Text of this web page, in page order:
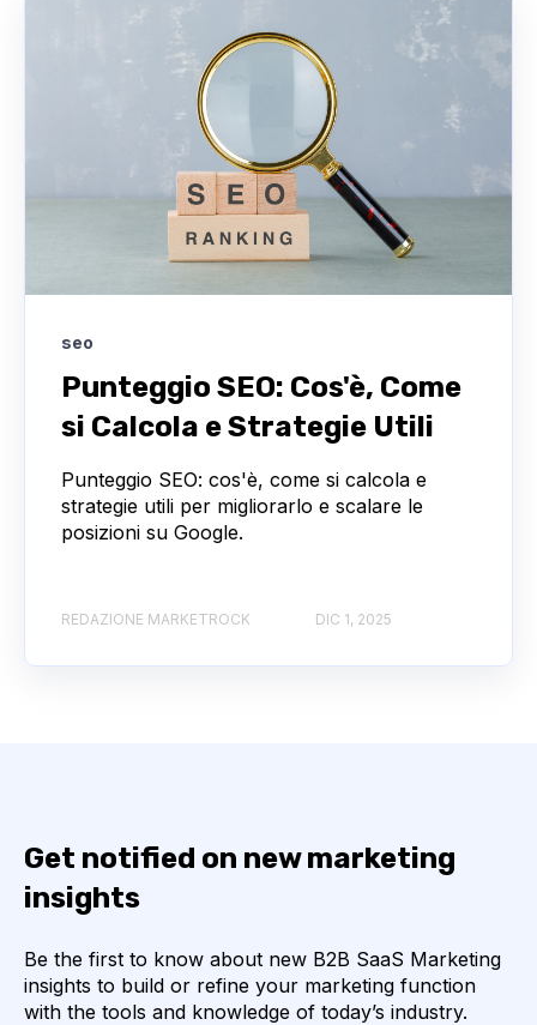
seo
Punteggio SEO: Cos'è, Come
si Calcola e Strategie Utili
Punteggio SEO: cos'è, come si calcola e
strategie utili per migliorarlo e scalare le
posizioni su Google.
REDAZIONE MARKETROCK DIC 1, 2025
Get notified on new marketing
insights
Be the first to know about new B2B SaaS Marketing
insights to build or refine your marketing function
with the tools and knowledge of today’s industry.